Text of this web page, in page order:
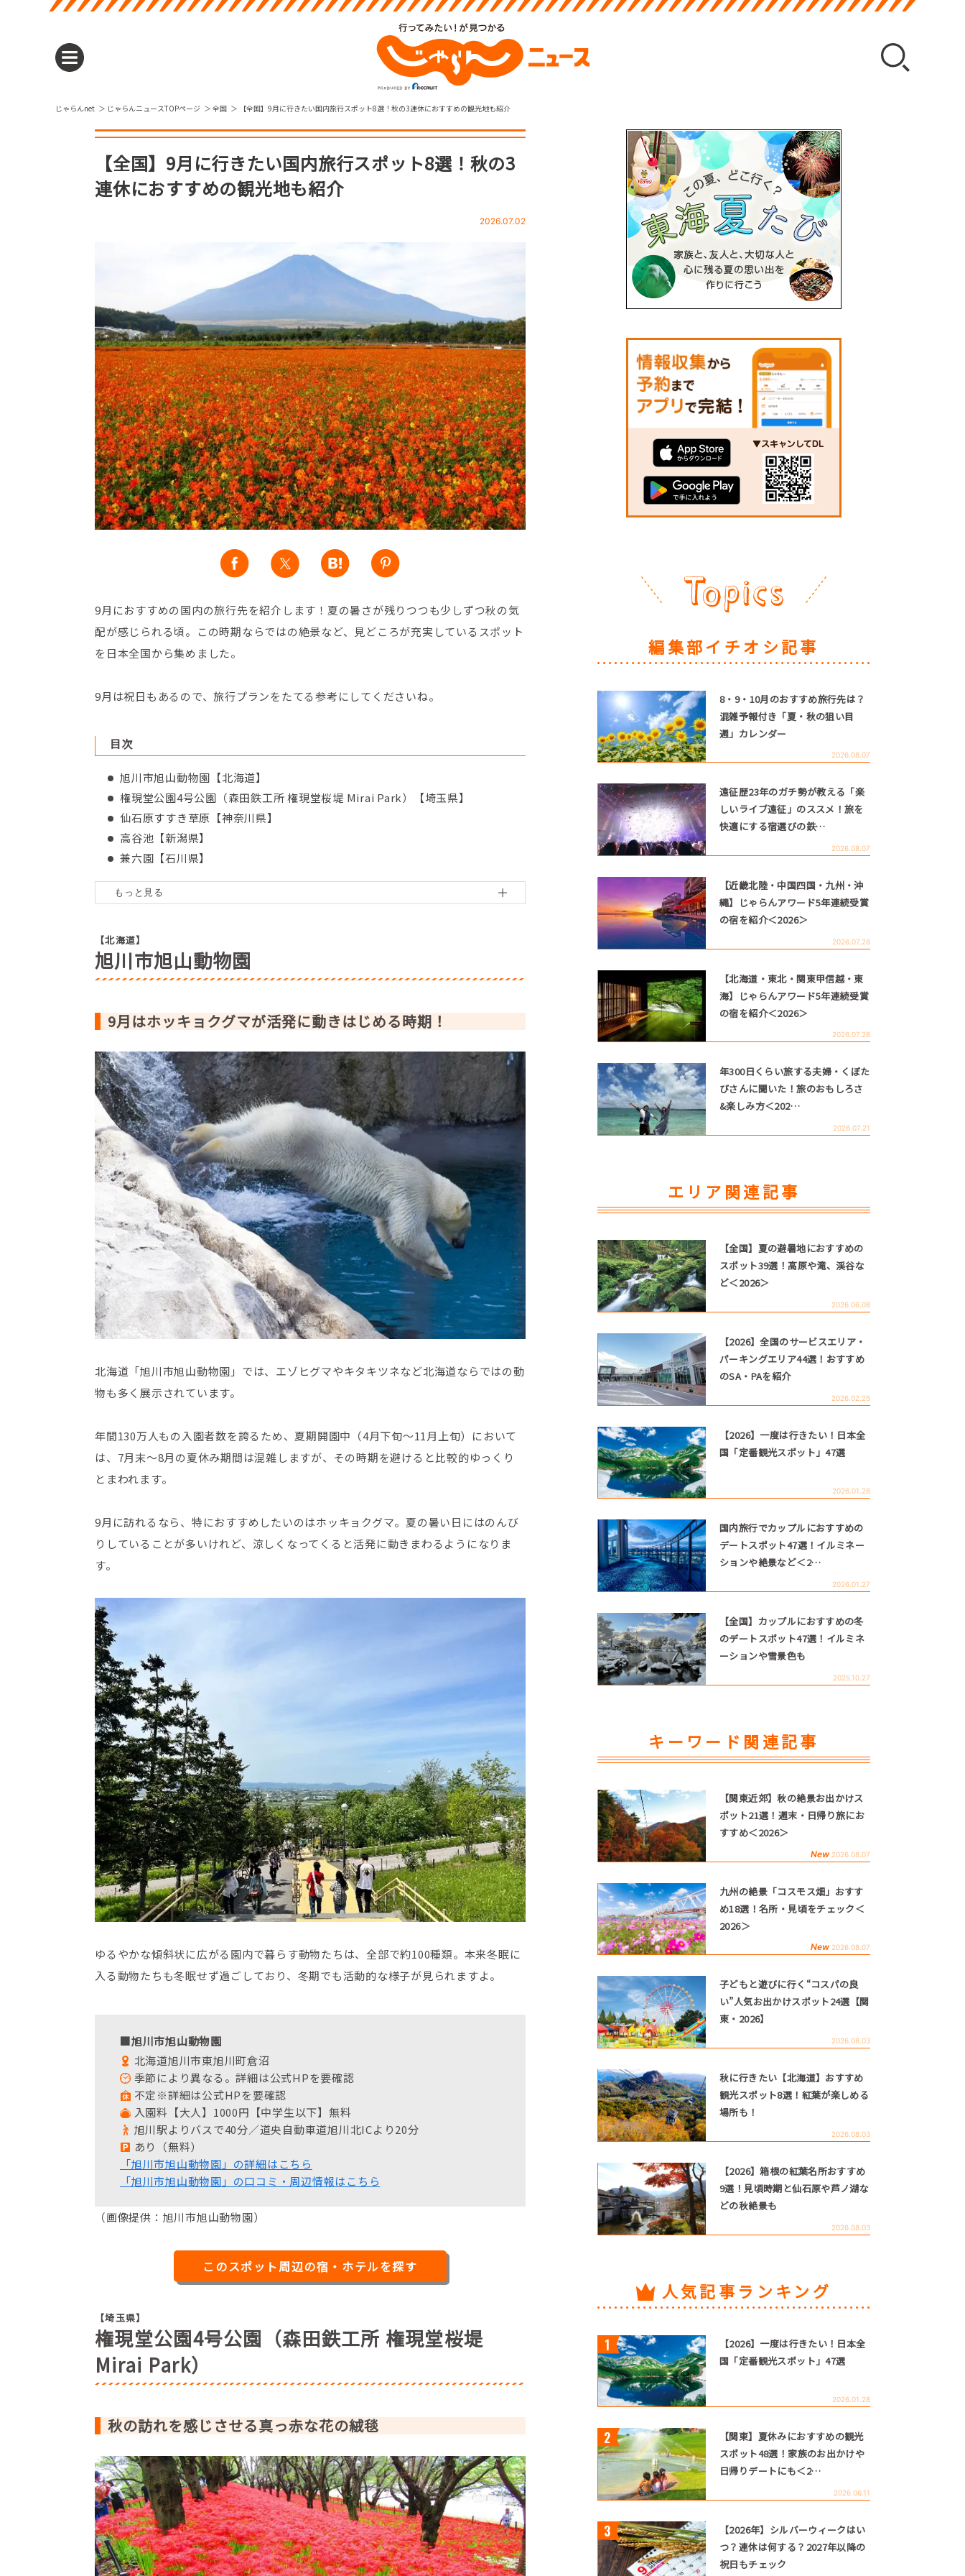
じゃらんnet じゃらんニュースTOPページ 全国 【全国】9月に行きたい国内旅行スポット8選！秋の3連休におすすめの観光地も紹介
2026.07.02
【全国】9月に行きたい国内旅行スポット8選！秋の3
連休におすすめの観光地も紹介
9月におすすめの国内の旅行先を紹介します！夏の暑さが残りつつも少しずつ秋の気
配が感じられる頃。この時期ならではの絶景など、見どころが充実しているスポット
を日本全国から集めました。
9月は祝日もあるので、旅行プランをたてる参考にしてくださいね。
目次
旭川市旭山動物園【北海道】
権現堂公園4号公園（森田鉄工所 権現堂桜堤 Mirai Park）【埼玉県】
仙石原すすき草原【神奈川県】
高谷池【新潟県】
兼六園【石川県】
山中湖花の都公園【山梨県】
竹田城跡【兵庫県】
【北海道】
旭川市旭山動物園
9月はホッキョクグマが活発に動きはじめる時期！
北海道「旭川市旭山動物園」では、エゾヒグマやキタキツネなど北海道ならではの動
物も多く展示されています。
年間130万人もの入園者数を誇るため、夏期開園中（4月下旬～11月上旬）において
は、7月末～8月の夏休み期間は混雑しますが、その時期を避けると比較的ゆっくり
とまわれます。
9月に訪れるなら、特におすすめしたいのはホッキョクグマ。夏の暑い日にはのんび
りしていることが多いけれど、涼しくなってくると活発に動きまわるようになりま
す。
ゆるやかな傾斜状に広がる園内で暮らす動物たちは、全部で約100種類。本来冬眠に
入る動物たちも冬眠せず過ごしており、冬期でも活動的な様子が見られますよ。
■旭川市旭山動物園
北海道旭川市東旭川町倉沼
季節により異なる。詳細は公式HPを要確認
不定※詳細は公式HPを要確認
入園料【大人】1000円【中学生以下】無料
旭川駅よりバスで40分／道央自動車道旭川北ICより20分
あり（無料）
「旭川市旭山動物園」の詳細はこちら
「旭川市旭山動物園」の口コミ・周辺情報はこちら
（画像提供：旭川市旭山動物園）
このスポット周辺の宿・ホテルを探す
【埼玉県】
権現堂公園4号公園（森田鉄工所 権現堂桜堤
Mirai Park）
秋の訪れを感じさせる真っ赤な花の絨毯
編集部イチオシ記事
8・9・10月のおすすめ旅行先は？
混雑予報付き「夏・秋の狙い目
週」カレンダー
2026.08.07
遠征歴23年のガチ勢が教える「楽
しいライブ遠征」のススメ！旅を
快適にする宿選びの鉄…
2026.08.07
【近畿北陸・中国四国・九州・沖
縄】じゃらんアワード5年連続受賞
の宿を紹介＜2026＞
2026.07.28
【北海道・東北・関東甲信越・東
海】じゃらんアワード5年連続受賞
の宿を紹介＜2026＞
2026.07.28
年300日くらい旅する夫婦・くぼた
びさんに聞いた！旅のおもしろさ
&楽しみ方＜202…
2026.07.21
エリア関連記事
【全国】夏の避暑地におすすめの
スポット39選！高原や滝、渓谷な
ど＜2026＞
2026.06.08
【2026】全国のサービスエリア・
パーキングエリア44選！おすすめ
のSA・PAを紹介
2026.02.25
【2026】一度は行きたい！日本全
国「定番観光スポット」47選
2026.01.28
国内旅行でカップルにおすすめの
デートスポット47選！イルミネー
ションや絶景など＜2…
2026.01.27
【全国】カップルにおすすめの冬
のデートスポット47選！イルミネ
ーションや雪景色も
2025.10.27
キーワード関連記事
【関東近郊】秋の絶景お出かけス
ポット21選！週末・日帰り旅にお
すすめ＜2026＞
New 2026.08.07
九州の絶景「コスモス畑」おすす
め18選！名所・見頃をチェック＜
2026＞
New 2026.08.07
子どもと遊びに行く“コスパの良
い”人気お出かけスポット24選【関
東・2026】
2026.08.03
秋に行きたい【北海道】おすすめ
観光スポット8選！紅葉が楽しめる
場所も！
2026.08.03
【2026】箱根の紅葉名所おすすめ
9選！見頃時期と仙石原や芦ノ湖な
どの秋絶景も
2026.08.03
人気記事ランキング
【2026】一度は行きたい！日本全
国「定番観光スポット」47選
2026.01.28
【関東】夏休みにおすすめの観光
スポット48選！家族のお出かけや
日帰りデートにも＜2…
2026.06.11
【2026年】シルバーウィークはい
つ？連休は何する？2027年以降の
祝日もチェック